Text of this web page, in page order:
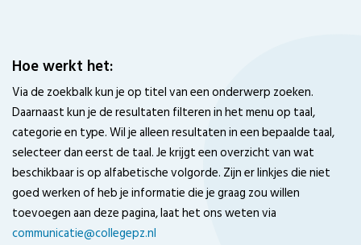
Hoe werkt het:
Via de zoekbalk kun je op titel van een onderwerp zoeken.
Daarnaast kun je de resultaten filteren in het menu op taal,
categorie en type. Wil je alleen resultaten in een bepaalde taal,
selecteer dan eerst de taal. Je krijgt een overzicht van wat
beschikbaar is op alfabetische volgorde. Zijn er linkjes die niet
goed werken of heb je informatie die je graag zou willen
toevoegen aan deze pagina, laat het ons weten via
communicatie@collegepz.nl